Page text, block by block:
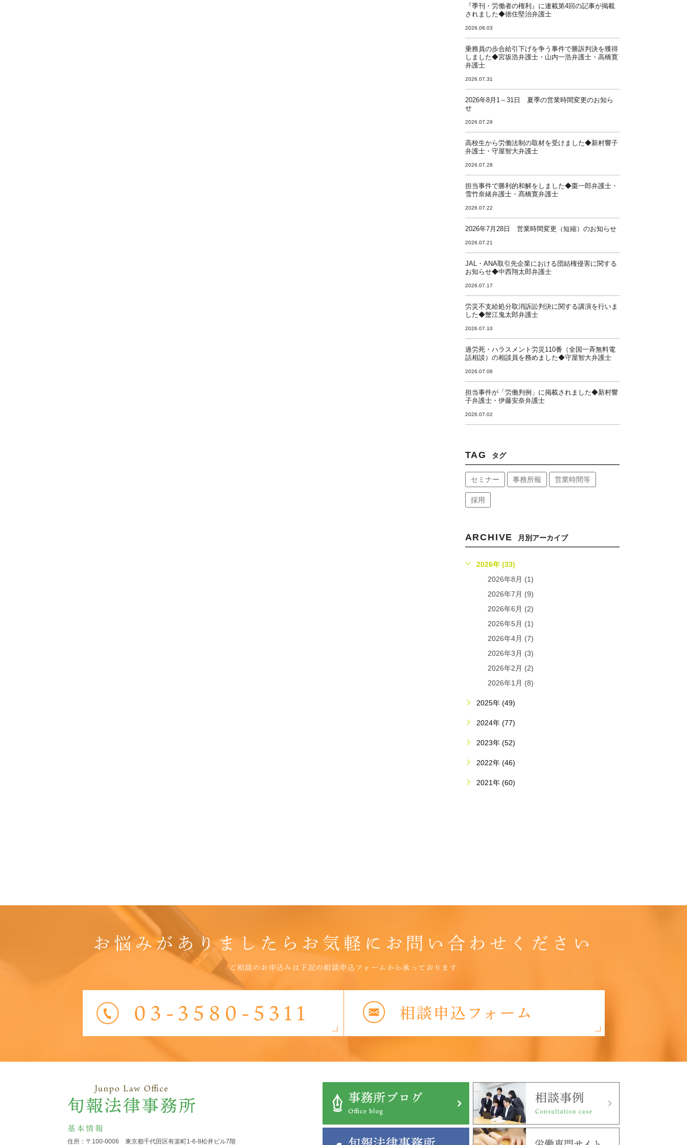
『季刊・労働者の権利』に連載第4回の記事が掲載
されました◆徳住堅治弁護士
2026.08.03
乗務員の歩合給引下げを争う事件で勝訴判決を獲得
しました◆宮坂浩弁護士・山内一浩弁護士・高橋寛
弁護士
2026.07.31
2026年8月1～31日 夏季の営業時間変更のお知ら
せ
2026.07.29
高校生から労働法制の取材を受けました◆新村響子
弁護士・守屋智大弁護士
2026.07.28
担当事件で勝利的和解をしました◆棗一郎弁護士・
雪竹奈緒弁護士・髙橋寛弁護士
2026.07.22
2026年7月28日 営業時間変更（短縮）のお知らせ
2026.07.21
JAL・ANA取引先企業における団結権侵害に関する
お知らせ◆中西翔太郎弁護士
2026.07.17
労災不支給処分取消訴訟判決に関する講演を行いま
した◆蟹江鬼太郎弁護士
2026.07.10
過労死・ハラスメント労災110番（全国一斉無料電
話相談）の相談員を務めました◆守屋智大弁護士
2026.07.06
担当事件が「労働判例」に掲載されました◆新村響
子弁護士・伊藤安奈弁護士
2026.07.02
TAG タグ
セミナー 事務所報 営業時間等
採用
ARCHIVE 月別アーカイブ
2026年 (33)
2026年8月 (1)
2026年7月 (9)
2026年6月 (2)
2026年5月 (1)
2026年4月 (7)
2026年3月 (3)
2026年2月 (2)
2026年1月 (8)
2025年 (49)
2024年 (77)
2023年 (52)
2022年 (46)
2021年 (60)
お悩みがありましたら お気軽に お問い合わせください
ご相談のお申込みは下記の相談申込フォームから承っております
基本情報
住所：〒100-0006 東京都千代田区有楽町1-6-8松井ビル7階